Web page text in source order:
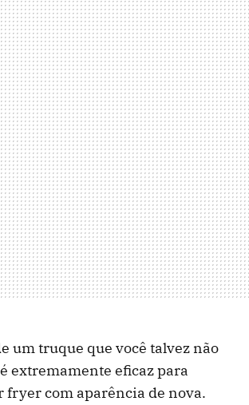
um truque que você talvez não
extremamente eficaz para
fryer com aparência de nova.